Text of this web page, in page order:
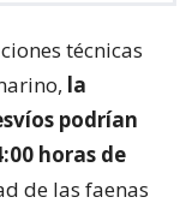
técnicas
la
podrían
horas de
de las faenas